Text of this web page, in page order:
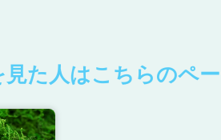
見た人はこちらのペ